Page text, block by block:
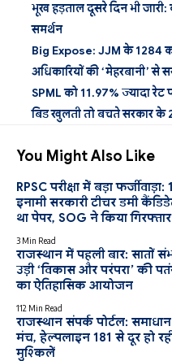
भूख हड़ताल दूसरे दिन भी जारी:
समर्थन
Big Expose: JJM के 1284
अधिकारियों की ‘मेहरबानी’
SPML को 11.97% ज्यादा रेट
बिड खुलती तो बचते सरकार के
You Might Also Like
RPSC परीक्षा में बड़ा
इनामी सरकारी टीचर डमी
था पेपर, SOG ने किया गिरफ्तार
3 Min Read
राजस्थान में पहली बार: सातों
उड़ी ‘विकास और परंपरा’ की
का ऐतिहासिक आयोजन
112 Min Read
राजस्थान संपर्क पोर्टल:
मंच, हेल्पलाइन 181 से दूर हो
मुश्किलें